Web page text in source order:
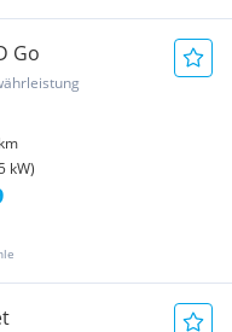
Go
km
kW)